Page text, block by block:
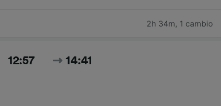
2h 34m, 1 cambio
12:57 14:41